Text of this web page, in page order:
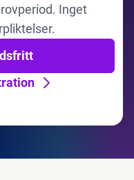
Inget